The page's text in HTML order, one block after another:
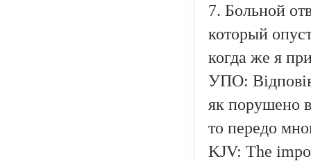
7. Больной
который
когда же я
УПО:
як порушено
то передо
KJV: The